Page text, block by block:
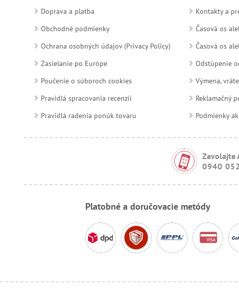
Doprava a platba
Obchodné podmienky
Ochrana osobných údajov (Privacy Policy)
Zasielanie po Európe
Poučenie o súboroch cookies
Pravidlá spracovania recenzií
Pravidlá radenia ponúk tovaru
Kontakty a
Časová os
Časová os
Odstúpenie
Výmena,
Reklamačný
Podmienky
Zavolajte
0940
Platobné a doručovacie metódy